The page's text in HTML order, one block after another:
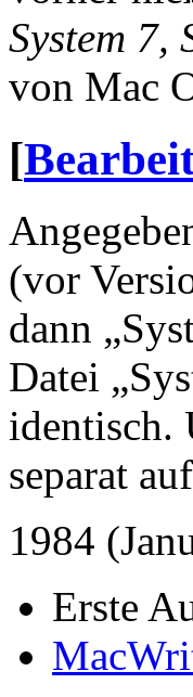
System 7,
von Mac
[
(vor
dann
Datei
identisch.
separat
1984
Erste